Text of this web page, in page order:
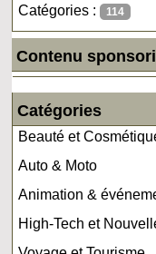
Catégories : 114
Contenu
Catégories
Beauté et
Auto & Moto
Animation &
High-Tech et